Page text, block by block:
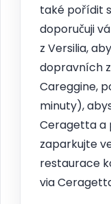
také pořídit
doporučuji
z Versilia,
dopravních
Careggine,
minuty),
Ceragetta a
zaparkujte
restaurace
via